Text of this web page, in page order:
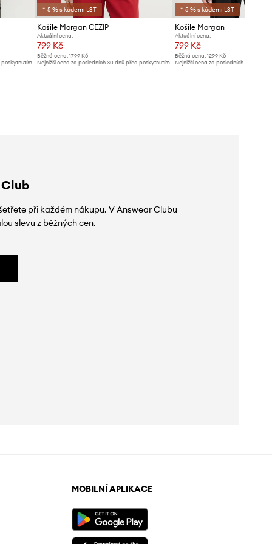
poskytnutím
*-5 % s kódem: LST
Košile Morgan CEZIP
Aktuální cena:
799 Kč
Běžná cena:1799 Kč
Nejnižší cena za posledních 30 dnů před poskytnutím
*-5 % s kódem: LST
Košile Morgan
Aktuální cena:
799 Kč
Běžná cena: 1299 Kč
Nejnižší cena za posledních 30 dnů
při každém nákupu. V Answear Clubu
slevu z běžných cen.
MOBILNÍ APLIKACE